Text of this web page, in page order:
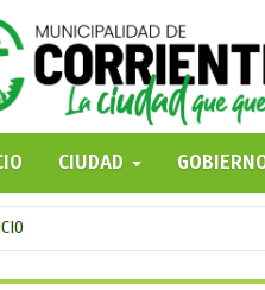
CIUDAD